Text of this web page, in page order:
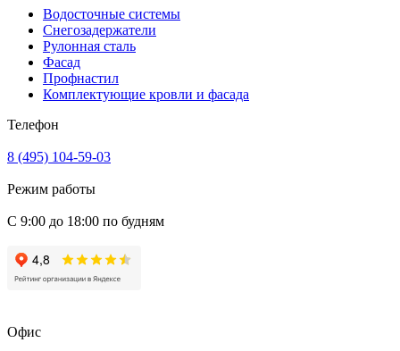
Водосточные системы
Снегозадержатели
Рулонная сталь
Фасад
Профнастил
Комплектующие кровли и фасада
Телефон
8 (495) 104-59-03
Режим работы
С 9:00 до 18:00 по будням
Офис